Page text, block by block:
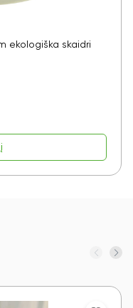
ekologiška skaidri